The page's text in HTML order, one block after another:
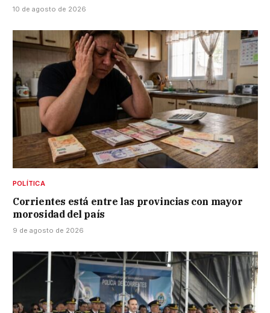
10 de agosto de 2026
POLÍTICA
Corrientes está entre las provincias con mayor
morosidad del país
9 de agosto de 2026